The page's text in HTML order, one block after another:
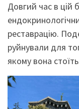
Довгий час в цій
реставрацію.
руйнували для
якому вона